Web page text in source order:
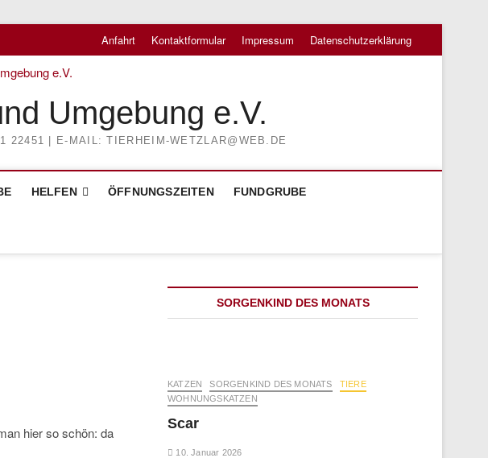
Anfahrt Kontaktformular Impressum Datenschutzerklärung
Umgebung e.V.
22451 | E-MAIL: TIERHEIM-WETZLAR@WEB.DE
HELFEN ÖFFNUNGSZEITEN FUNDGRUBE
hier so schön: da
SORGENKIND DES MONATS
KATZEN SORGENKIND DES MONATS
TIERE
WOHNUNGSKATZEN
Scar
10. Januar 2026